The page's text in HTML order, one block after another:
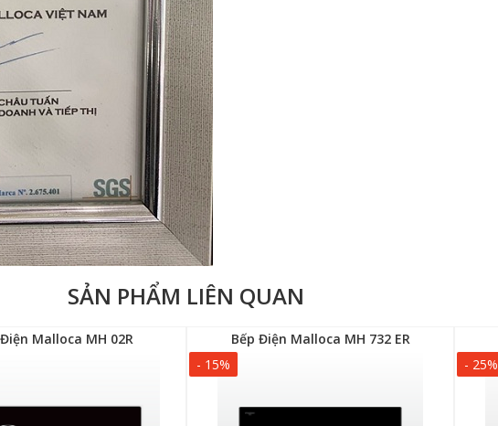
SẢN PHẨM LIÊN QUAN
Malloca MH 02R
Bếp Điện Malloca MH 732 ER
- 15%
- 25%